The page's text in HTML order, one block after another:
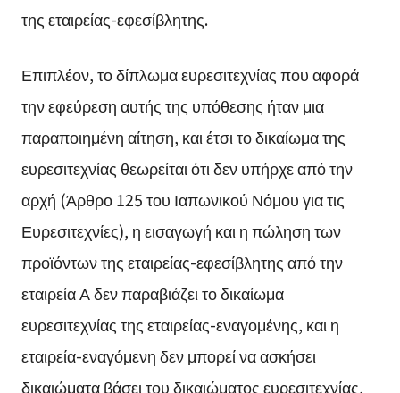
της εταιρείας-εφεσίβλητης.
Επιπλέον, το δίπλωμα ευρεσιτεχνίας που αφορά
την εφεύρεση αυτής της υπόθεσης ήταν μια
παραποιημένη αίτηση, και έτσι το δικαίωμα της
ευρεσιτεχνίας θεωρείται ότι δεν υπήρχε από την
αρχή (Άρθρο 125 του Ιαπωνικού Νόμου για τις
Ευρεσιτεχνίες), η εισαγωγή και η πώληση των
προϊόντων της εταιρείας-εφεσίβλητης από την
εταιρεία Α δεν παραβιάζει το δικαίωμα
ευρεσιτεχνίας της εταιρείας-εναγομένης, και η
εταιρεία-εναγόμενη δεν μπορεί να ασκήσει
δικαιώματα βάσει του δικαιώματος ευρεσιτεχνίας,